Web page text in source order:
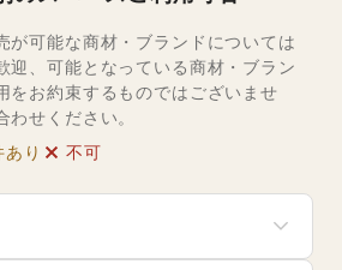
が可能な商材・ブランドについては
迎、可能となっている商材・ブラン
をお約束するものではございませ
せください。
り 不可